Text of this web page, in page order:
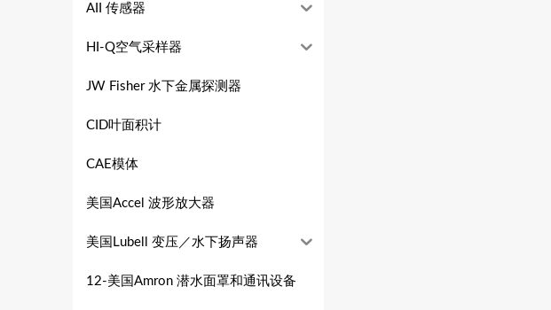
AII 传感器
HI-Q空气采样器
JW Fisher 水下金属探测器
CID叶面积计
CAE模体
美国Accel 波形放大器
美国Lubell 变压／水下扬声器
12-美国Amron 潜水面罩和通讯设备